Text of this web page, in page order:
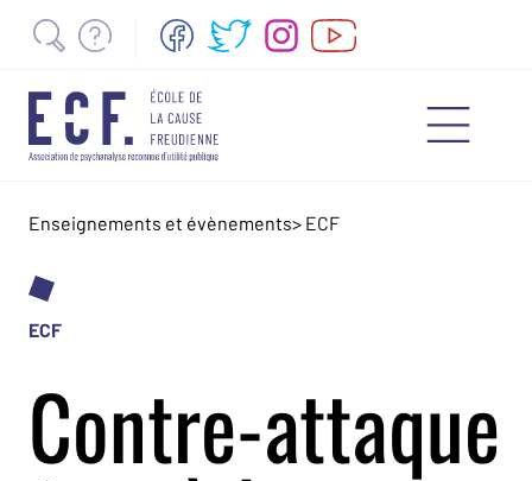
Enseignements et évènements> ECF
ECF
Contre-attaque